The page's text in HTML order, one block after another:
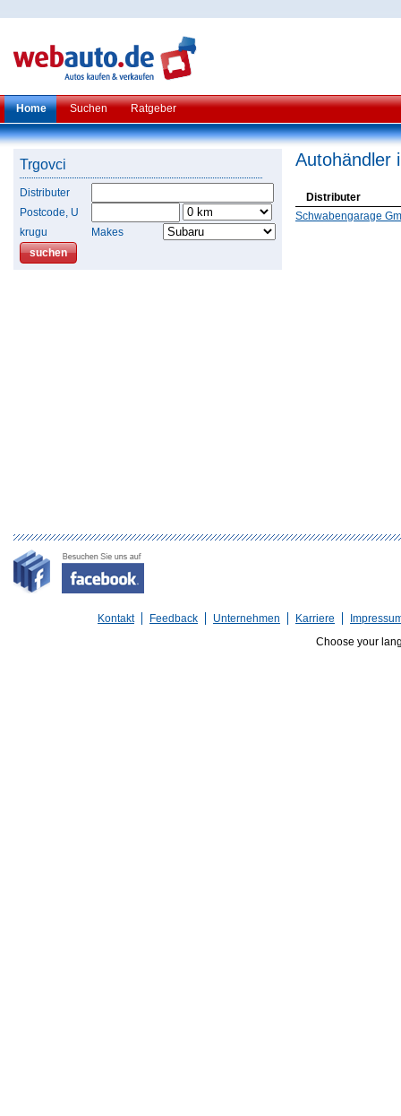
Home Suchen Ratgeber
Trgovci
Distributer
Postcode, U
krugu
Makes
Autohändler
Distributer
Schwabengarage
Kontakt Feedback Unternehmen Karriere
Choose your